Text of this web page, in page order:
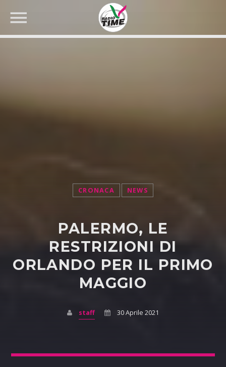
CRONACA NEWS
PALERMO, LE
RESTRIZIONI DI
ORLANDO PER IL PRIMO
MAGGIO
staff 30 Aprile 2021